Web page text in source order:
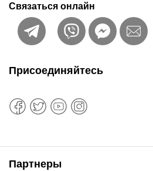
Связаться онлайн
Присоединяйтесь
Партнеры